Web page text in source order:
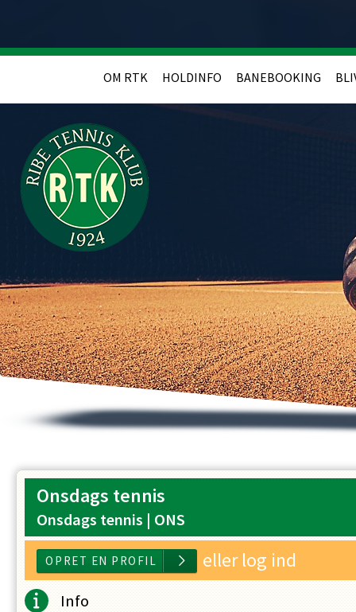
OM RTK HOLDINFO BANEBOOKING
Onsdags tennis
Onsdags tennis | ONS
eller log ind
Info